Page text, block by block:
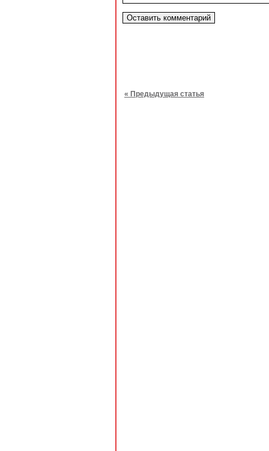
« Предыдущая статья